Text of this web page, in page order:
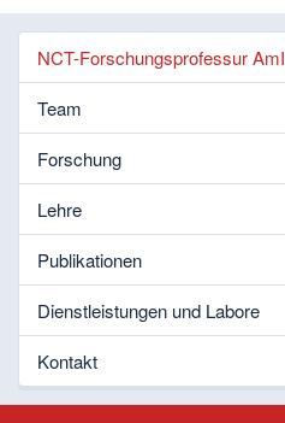
NCT-Forschungsprofessur AmI
Team
Forschung
Lehre
Publikationen
Dienstleistungen und Labore
Kontakt